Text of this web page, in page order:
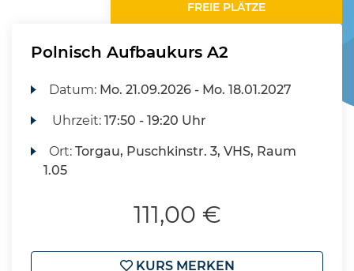
FREIE PLÄTZE
Polnisch Aufbaukurs A2
Datum: Mo. 21.09.2026 - Mo. 18.01.2027
Uhrzeit:17:50 - 19:20 Uhr
Ort:Torgau, Puschkinstr. 3, VHS, Raum
1.05
111,00 €
KURS MERKEN